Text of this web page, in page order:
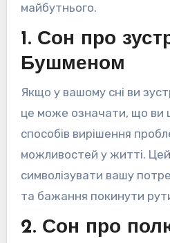
майбутнього.
1. Сон про
Бушменом
Якщо у вашому сні ви
це може означати, що ви
способів вирішення
можливостей у житті.
символізувати вашу
та бажання покинути
2. Сон про